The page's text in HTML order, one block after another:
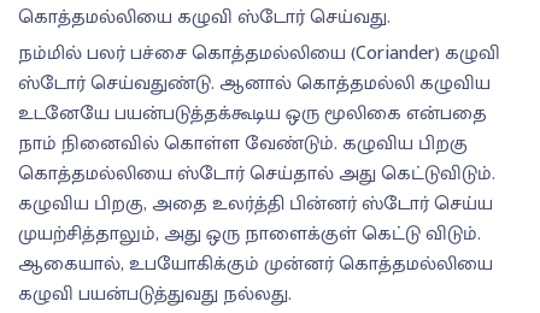
கொத்தமல்லியை கழுவி ஸ்டோர் செய்வது.
நம்மில் பலர் பச்சை கொத்தமல்லியை (Coriander) கழுவி
ஸ்டோர் செய்வதுண்டு. ஆனால் கொத்தமல்லி கழுவிய
உடனேயே பயன்படுத்தக்கூடிய ஒரு மூலிகை என்பதை
நாம் நினைவில் கொள்ள வேண்டும். கழுவிய பிறகு
கொத்தமல்லியை ஸ்டோர் செய்தால் அது கெட்டுவிடும்.
கழுவிய பிறகு, அதை உலர்த்தி பின்னர் ஸ்டோர் செய்ய
முயற்சித்தாலும், அது ஒரு நாளைக்குள் கெட்டு விடும்.
ஆகையால், உபயோகிக்கும் முன்னர் கொத்தமல்லியை
கழுவி பயன்படுத்துவது நல்லது.